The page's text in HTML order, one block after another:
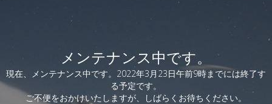
メンテナンス中です。
現在、メンテナンス中です。2022年3月23日午前9時までには終了す
る予定です。
ご不便をおかけいたしますが、しばらくお待ちください。